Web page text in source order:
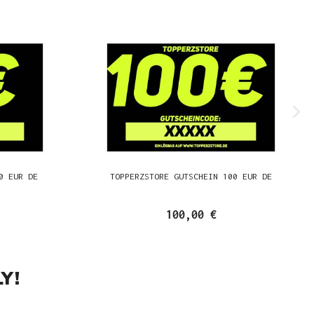
EUR DE TOPPERZSTORE GUTSCHEIN 100 EUR DE
100,00 €